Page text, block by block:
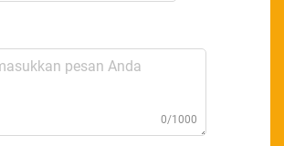
0/1000